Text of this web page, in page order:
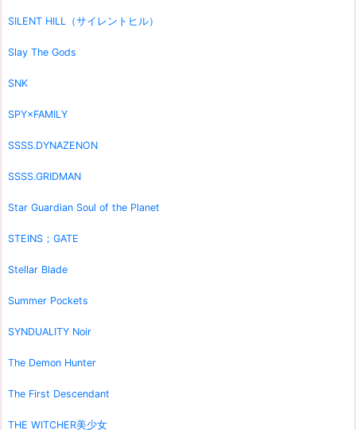
SILENT HILL（サイレントヒル）
Slay The Gods
SNK
SPY×FAMILY
SSSS.DYNAZENON
SSSS.GRIDMAN
Star Guardian Soul of the Planet
STEINS；GATE
Stellar Blade
Summer Pockets
SYNDUALITY Noir
The Demon Hunter
The First Descendant
THE WITCHER美少女